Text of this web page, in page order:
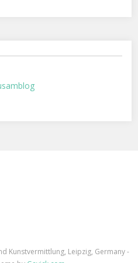
Kunstvermittlung, Leipzig, Germany -